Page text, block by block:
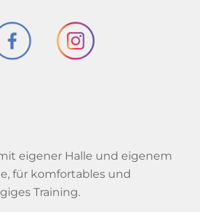
eigener Halle und eigenem
für komfortables und
Training.